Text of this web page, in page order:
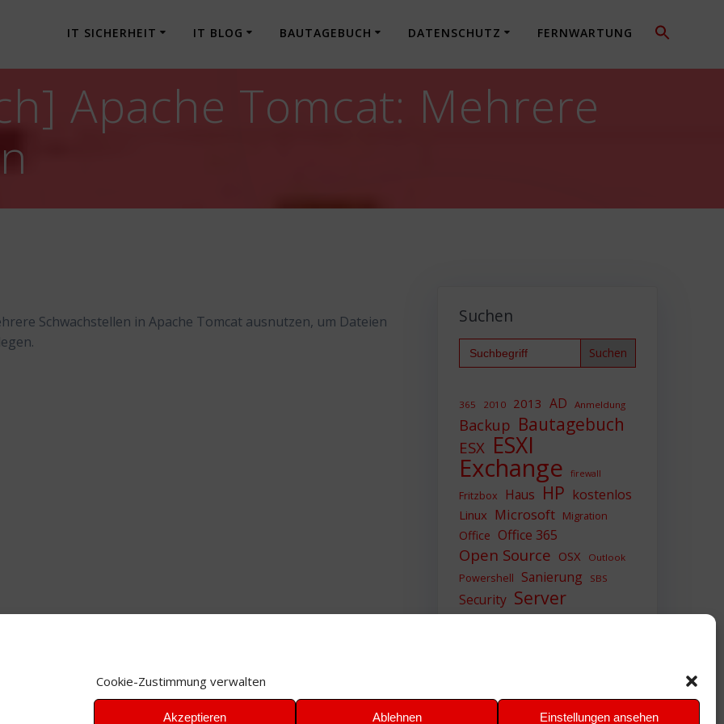
Cookie-Zustimmung verwalten
Akzeptieren Ablehnen Einstellungen ansehen
IT SICHERHEIT IT BLOG BAUTAGEBUCH DATENSCHUTZ FERNWARTUNG
Apache Tomcat: Mehrere
Schwachstellen in Apache Tomcat ausnutzen, um Dateien
Suchen
Search
for:
365 2010 2013 AD Anmeldung
Backup Bautagebuch
ESX ESXI
Exchange firewall
Fritzbox Haus HP kostenlos
Linux Microsoft Migration
Office Office 365
Open Source OSX Outlook
Powershell Sanierung SBS
Security Server
Sicherheit SIEM
VMWare VPN WAZUH